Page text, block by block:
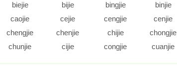
biejie bijie bingjie binjie
caojie cejie cengjie cenjie
chengjie chenjie chijie chongjie
chunjie cijie congjie cuanjie